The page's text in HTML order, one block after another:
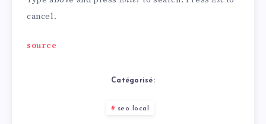
cancel.
source
Catégorisé:
seo local